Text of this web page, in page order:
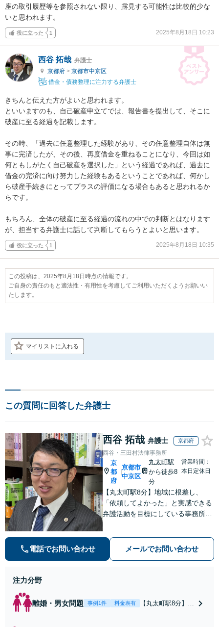
座の取引履歴等を参照されない限り、露見する可能性は比較的少な
いと思われます。
役に立った 1 2025年8月18日 10:23
西谷 拓哉 弁護士
京都府 > 京都市中京区
借金・債務整理に注力する弁護士
きちんと伝えた方がよいと思われます。
といいますのも、自己破産申立てでは、報告書を提出して、そこに
破産に至る経過を記載します。
その時、「過去に任意整理した経験があり、その任意整理自体は無
事に完済したが、その後、再度借金を重ねることになり、今回は如
何ともしがたく自己破産を選択した」という経過であれば、過去に
借金の完済に向け努力した経験もあるということであれば、何かし
ら破産手続きにとってプラスの評価になる場合もあると思われるか
らです。
もちろん、全体の破産に至る経過の流れの中での判断とはなります
が、担当する弁護士に話して判断してもらうとよいと思います。
役に立った 1 2025年8月18日 10:35
この投稿は、2025年8月18日時点の情報です。
ご自身の責任のもと適法性・有用性を考慮してご利用いただくようお願いい
たします。
マイリストに入れる
この質問に回答した弁護士
西谷 拓哉 弁護士 京都府
西谷・三田村法律事務所
京
都
府
京都市
中京区
丸太町駅
から徒歩8
分
営業時間：
本日定休日
【丸太町駅8分】地域に根差し、
「依頼してよかった」と実感できる
弁護活動を目標にしている事務所で
実績あり【相続・遺言】相談者さま
に寄り添い、円滑な相続を目指しま
電話でお問い合わせ メールでお問い合わせ
注力分野
離婚・男女問題 事例1件 料金表有
【丸太町駅8分】調